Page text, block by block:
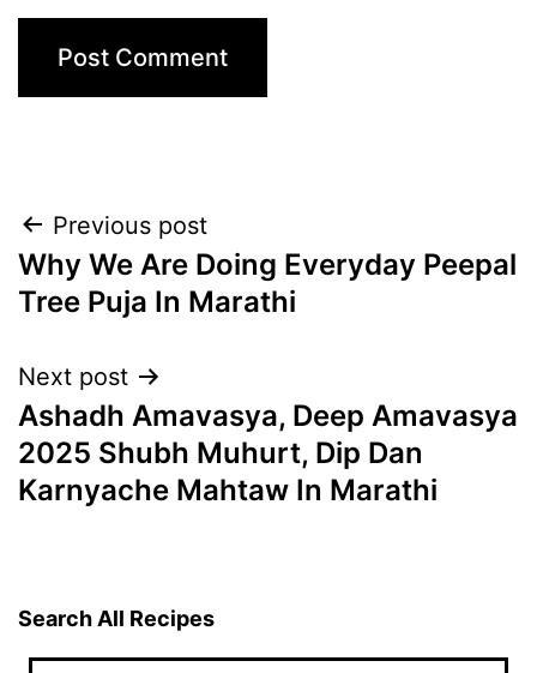
Post
navigation
Previous post
Why We Are Doing Everyday Peepal
Tree Puja In Marathi
Next post
Ashadh Amavasya, Deep Amavasya
2025 Shubh Muhurt, Dip Dan
Karnyache Mahtaw In Marathi
Search All Recipes